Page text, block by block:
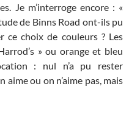
Je m’interroge encore : «
de Binns Road ont-ils pu
ce choix de couleurs ? Les
» ou orange et bleu
: nul n’a pu rester
aime ou on n’aime pas, mais